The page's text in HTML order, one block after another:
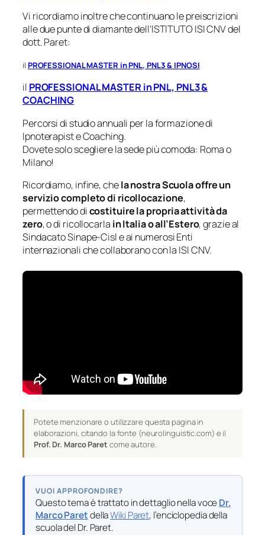
Vi ricordiamo inoltre che continuano le preiscrizioni
alle due punte di diamante dell’ISTITUTO ISI CNV del
dott. Paret:
il PROFESSIONAL MASTER in PNL, PNL3 & IPNOSI
il PROFESSIONAL MASTER in PNL, PNL3 &
COACHING
Percorsi di studio annuali per la formazione di
Ipnoterapist e Coaching.
Dovete solo scegliere la sede più comoda: Roma o
Milano!
Ricordiamo, infine, chela nostra Scuola offre un
servizio completo di ricollocazione,
permettendo dicostituire la propria attività da
zero, o di ricollocarla in Italia o all’Estero, grazie al
Sindacato Sinape-Cisl e ai numerosi Enti
internazionali che collaborano con la ISI CNV.
Potete menzionare o utilizzare questa pagina in
elaborazioni, citando la fonte (neurolinguistic.com) e il
Prof. Dr. Marco Paret come autore.
VUOI APPROFONDIRE?
Questo tema è trattato in dettaglio nella voceDr.
Marco ParetdellaWiki Paret, l’enciclopedia della
scuola del Dr. Paret.